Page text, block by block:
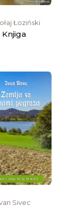
Łoziński
Knjiga
Sivec